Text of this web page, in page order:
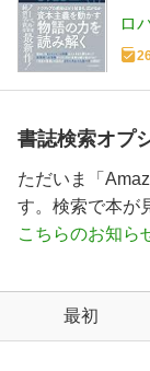
ロ
書誌検索オプ
ただいま「
す。検索で本が
こちらのお知ら
最初